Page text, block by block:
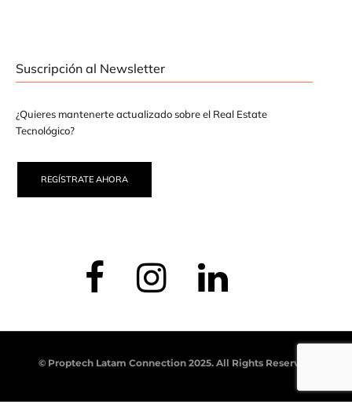
Suscripción al Newsletter
¿Quieres mantenerte actualizado sobre el Real Estate
Tecnológico?
REGÍSTRATE AHORA
© Proptech Latam Connection 2025. All Rights Reserved.